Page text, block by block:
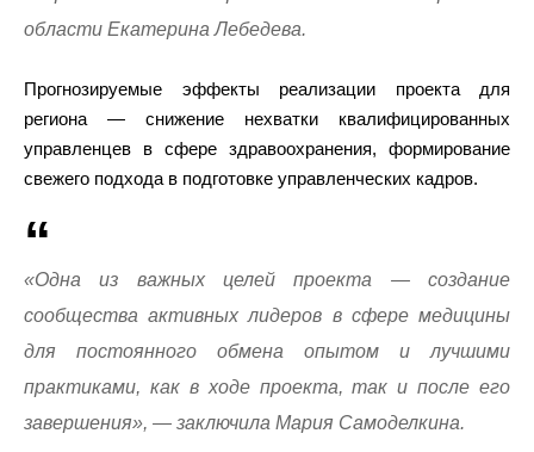
области Екатерина Лебедева.
Прогнозируемые эффекты реализации проекта для
региона — снижение нехватки квалифицированных
управленцев в сфере здравоохранения, формирование
свежего подхода в подготовке управленческих кадров.
«Одна из важных целей проекта — создание
сообщества активных лидеров в сфере медицины
для постоянного обмена опытом и лучшими
практиками, как в ходе проекта, так и после его
завершения», — заключила Мария Самоделкина.